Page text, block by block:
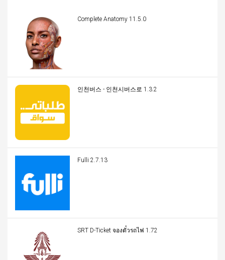
Complete Anatomy 11.5.0
인천버스 - 인천시버스로 1.3.2
Fulli 2.7.13
SRT D-Ticket จองตั๋วรถไฟ 1.72